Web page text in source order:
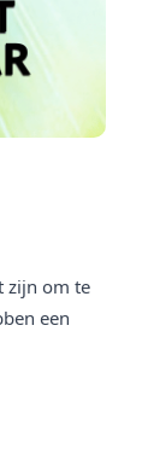
zijn om te
een